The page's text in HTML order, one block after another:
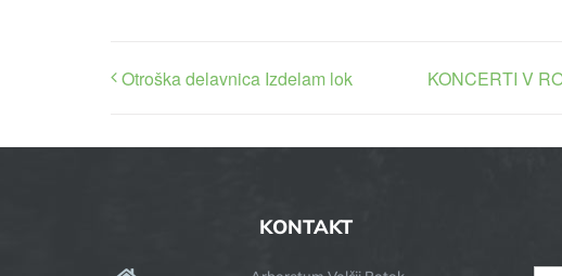
Otroška delavnica Izdelam lok KONCERTI V
KONTAKT